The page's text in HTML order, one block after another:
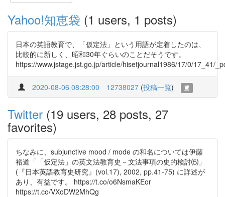
Yahoo!知恵袋 (1 users, 1 posts)
日本の英語教育で、「仮定法」という用語が定着したのは、
比較的に新しく、昭和30年ぐらいのことだそうです。
https://www.jstage.jst.go.jp/article/hisetjournal1986/17/0/17_41/
2020-08-06 08:28:00 12738027 (投稿一覧)
Twitter (19 users, 28 posts, 27
favorites)
ちなみに、subjunctive mood / mode の和名については伊藤
裕道「「仮定法」の英文法教育史－文法事項の史的検討⑸」
(『日本英語教育史研究』(vol.17), 2002, pp.41-75) に詳述が
あり、有益です。 https://t.co/o6NsmaKEor
https://t.co/VXoDW2MhQg